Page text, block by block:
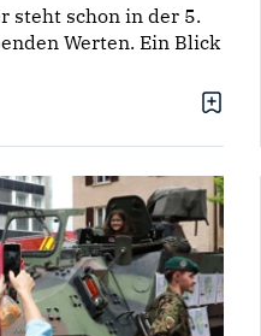
steht schon in der 5.
Werten. Ein Blick